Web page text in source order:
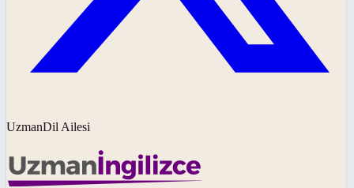
UzmanDil Ailesi